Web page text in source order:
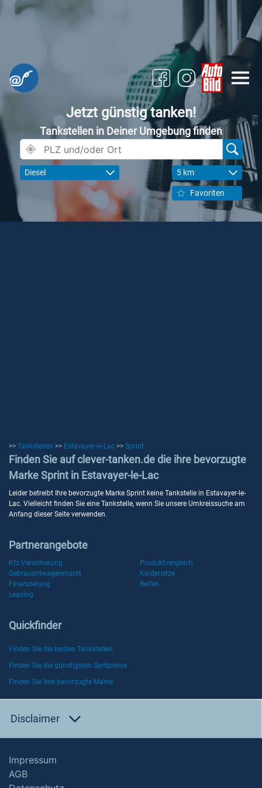
Jetzt günstig tanken!
Tankstellen in Deiner Umgebung finden
Diesel 5 km
Favoriten
>> Tankstellen >> Estavayer-le-Lac >> Sprint
Finden Sie auf clever-tanken.de die ihre bevorzugte
Marke Sprint in Estavayer-le-Lac
Leider betreibt Ihre bevorzugte Marke Sprint keine Tankstelle in Estavayer-le-
Lac. Vielleicht finden Sie eine Tankstelle, wenn Sie unsere Umkreissuche am
Anfang dieser Seite verwenden.
Partnerangebote
Kfz-Versicherung
Produktvergleich
Gebrauchtwagenmarkt
Kindersitze
Finanzierung
Reifen
Leasing
Quickfinder
Finden Sie die besten Tankstellen
Finden Sie die günstigsten Spritpreise
Finden Sie Ihre bevorzugte Marke
Disclaimer
Impressum
AGB